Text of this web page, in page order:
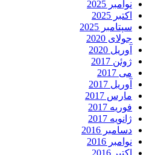
نوامبر 2025
اکتبر 2025
سپتامبر 2025
جولای 2020
آوریل 2020
ژوئن 2017
می 2017
آوریل 2017
مارس 2017
فوریه 2017
ژانویه 2017
دسامبر 2016
نوامبر 2016
اکتبر 2016